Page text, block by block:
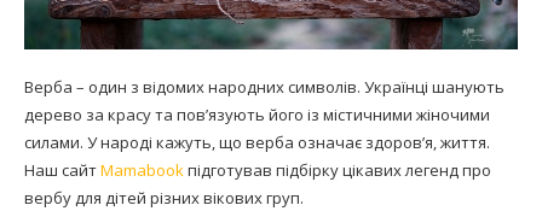
Верба – один з відомих народних символів. Українці шанують
дерево за красу та пов’язують його із містичними жіночими
силами. У народі кажуть, що верба означає здоров’я, життя.
Наш сайтMamabookпідготував підбірку цікавих легенд про
вербу для дітей різних вікових груп.